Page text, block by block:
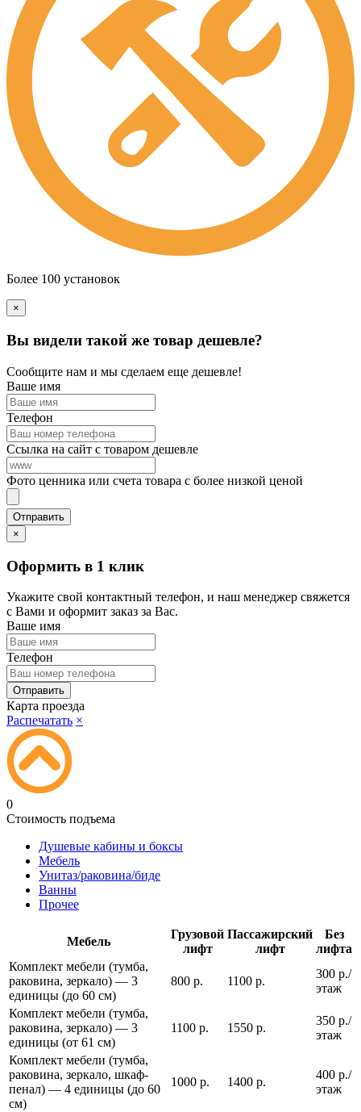
Более 100 установок
×
Вы видели такой же товар дешевле?
Сообщите нам и мы сделаем еще дешевле!
Ваше имя
Телефон
Ссылка на сайт с товаром дешевле
Фото ценника или счета товара с более низкой ценой
×
Оформить в 1 клик
Укажите свой контактный телефон, и наш менеджер свяжется
с Вами и оформит заказ за Вас.
Ваше имя
Телефон
Карта проезда
Распечатать ×
0
Стоимость подъема
Душевые кабины и боксы
Мебель
Унитаз/раковина/биде
Ванны
Прочее
Мебель
Грузовой
лифт
Пассажирский
лифт
Без
лифта
Комплект мебели (тумба,
раковина, зеркало) — 3
единицы (до 60 см)
800 р. 1100 р.
300 р./
этаж
Комплект мебели (тумба,
раковина, зеркало) — 3
единицы (от 61 см)
1100 р. 1550 р.
350 р./
этаж
Комплект мебели (тумба,
раковина, зеркало, шкаф-
пенал) — 4 единицы (до 60
см)
1000 р. 1400 р.
400 р./
этаж